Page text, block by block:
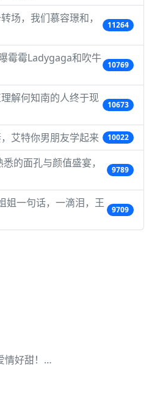
场，我们慕容璟和，
11264
霉霉Ladygaga和吹牛
10769
解何知南的人终于现
10673
艾特你男朋友学起来 10022
的面孔与颜值盛宴，
9789
姐一句话，一滴泪，王
9709
情好甜！…